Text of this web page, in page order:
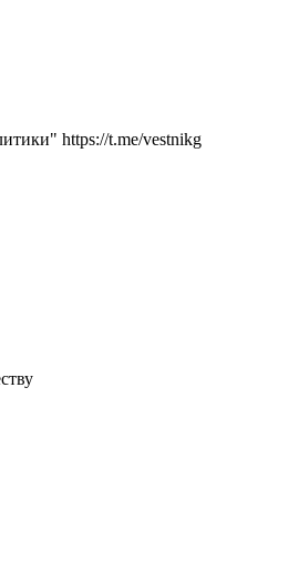
https://t.me/vestnikg